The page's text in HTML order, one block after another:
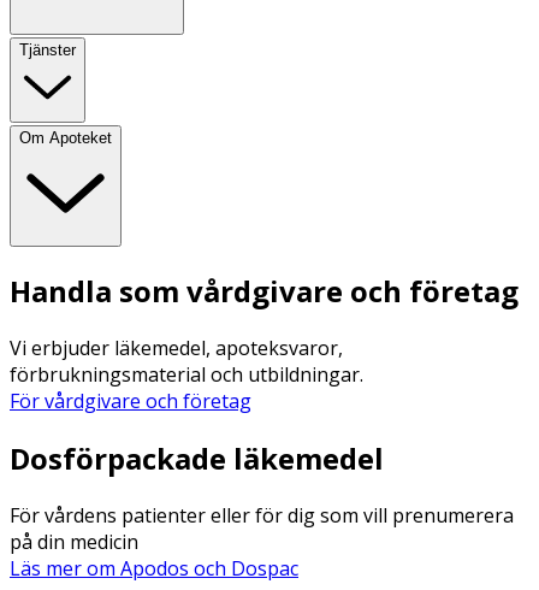
Tjänster
Om Apoteket
Handla som vårdgivare och företag
Vi erbjuder läkemedel, apoteksvaror,
förbrukningsmaterial och utbildningar.
För vårdgivare och företag
Dosförpackade läkemedel
För vårdens patienter eller för dig som vill prenumerera
på din medicin
Läs mer om Apodos och Dospac